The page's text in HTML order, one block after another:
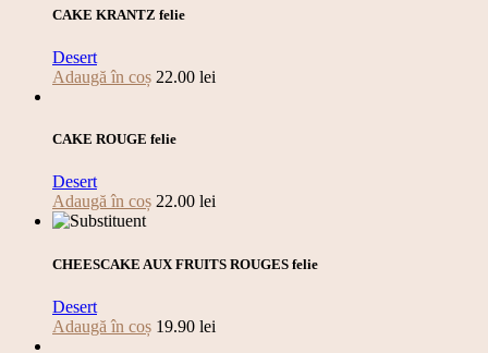
CAKE KRANTZ felie
Desert
Adaugă în coș 22.00 lei
CAKE ROUGE felie
Desert
Adaugă în coș 22.00 lei
CHEESCAKE AUX FRUITS ROUGES felie
Desert
Adaugă în coș 19.90 lei